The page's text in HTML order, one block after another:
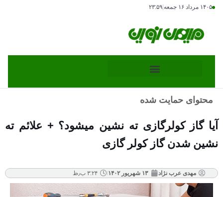
۱۴۰۵ مرداد ۱۶ جمعه ۲۳:۵۹
محتوای حمایت شده
آیا گاز کولرگازی ته نشین میشود؟ + علائم ته
نشین شدن گاز کولر گازی
مهدی عرب نژاد ۱۳ شهریور ۱۴۰۲ ۳:۲۴ ب٫ظ